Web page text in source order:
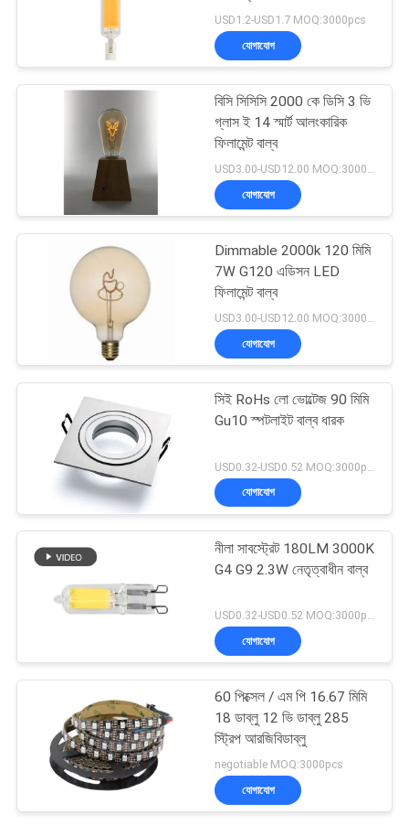
সিওবি নেতৃত্বাধীন ফালা
23
নিয়ন এলইডি স্ট্রিপ লাইট
23
স্মার্ট এলইডি স্ট্রিপ
17
ওভারসাইজড এডিসন বাল্বস
USD1.2-USD1.7 MOQ:3000pcs
যোগাযোগ
বিসি সিসিসি 2000 কে ডিসি 3 ভি
গ্লাস ই 14 স্মার্ট আলংকারিক
ফিলামেন্ট বাল্ব
যোগাযোগ
Dimmable 2000k 120 মিমি
7W G120 এডিসন LED
ফিলামেন্ট বাল্ব
যোগাযোগ
সিই RoHs লো ভোল্টেজ 90 মিমি
Gu10 স্পটলাইট বাল্ব ধারক
যোগাযোগ
নীলা সাবস্ট্রেট 180LM 3000K
G4 G9 2.3W নেতৃত্বাধীন বাল্ব
USD0.32-USD0.52 MOQ:3000pcs
যোগাযোগ
60 পিক্সেল / এম পি 16.67 মিমি
18 ডাব্লু 12 ভি ডাব্লু 285
স্ট্রিপ আরজিবিডাব্লু
negotiable MOQ:3000pcs
যোগাযোগ